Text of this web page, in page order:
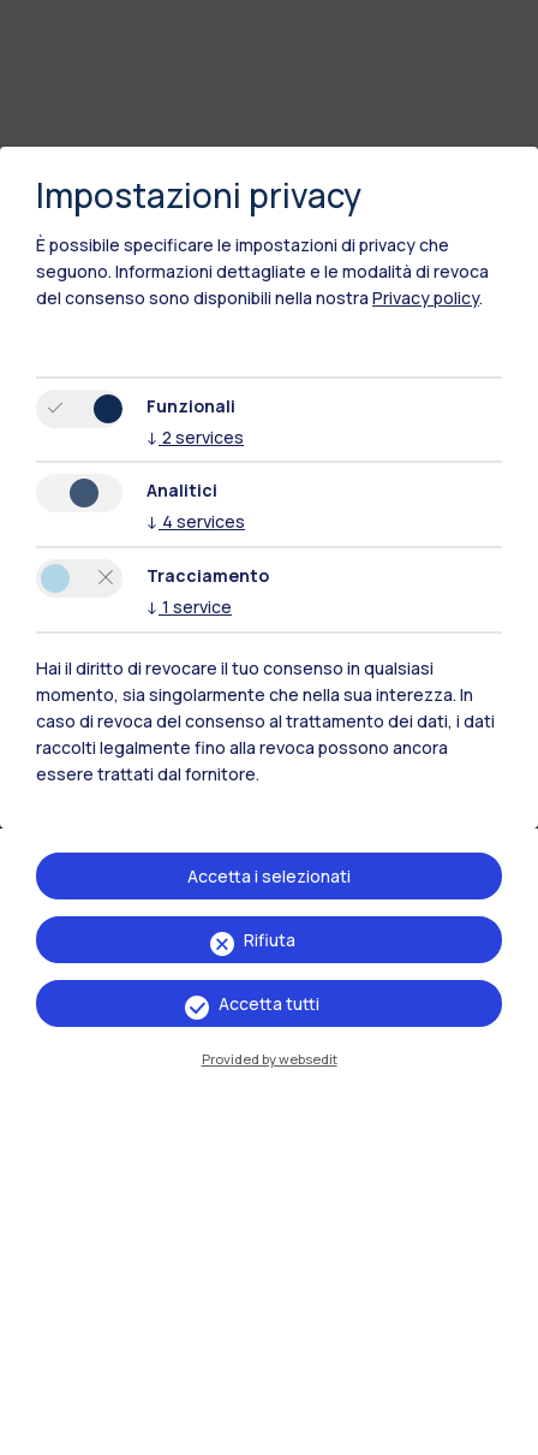
Sedi
Milano Leonardo
Milano Bovisa
Cremona
Impostazioni privacy
È possibile specificare le impostazioni di privacy che
seguono. Informazioni dettagliate e le modalità di revoca
del consenso sono disponibili nella nostra Privacy policy.
Funzionali
↓ 2 services
Analitici
↓ 4 services
Tracciamento
↓ 1 service
Hai il diritto di revocare il tuo consenso in qualsiasi
momento, sia singolarmente che nella sua interezza. In
caso di revoca del consenso al trattamento dei dati, i dati
raccolti legalmente fino alla revoca possono ancora
essere trattati dal fornitore.
Rifiuta
Accetta i selezionati
Accetta tutti
Provided by websedit